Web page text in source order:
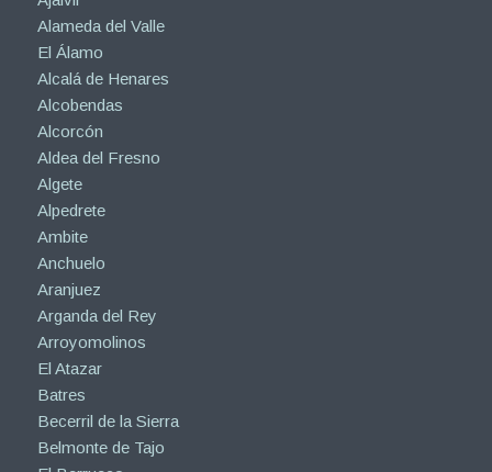
Ajalvir
Alameda del Valle
El Álamo
Alcalá de Henares
Alcobendas
Alcorcón
Aldea del Fresno
Algete
Alpedrete
Ambite
Anchuelo
Aranjuez
Arganda del Rey
Arroyomolinos
El Atazar
Batres
Becerril de la Sierra